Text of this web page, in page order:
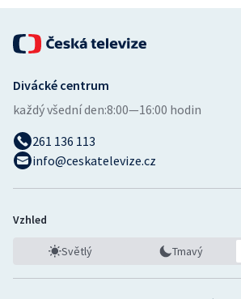
Divácké centrum
každý všední den:8:00—16:00 hodin
261 136 113
info@ceskatelevize.cz
Vzhled
Světlý Tmavý